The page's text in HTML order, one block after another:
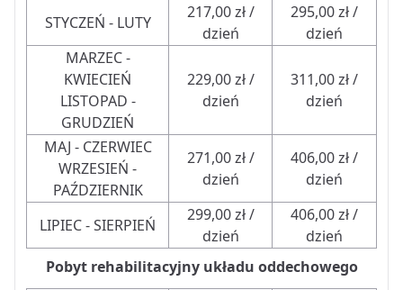
STYCZEŃ - LUTY
217,00 zł /
dzień
295,00 zł /
dzień
MARZEC -
KWIECIEŃ
LISTOPAD -
GRUDZIEŃ
229,00 zł /
dzień
311,00 zł /
dzień
MAJ - CZERWIEC
WRZESIEŃ -
PAŹDZIERNIK
271,00 zł /
dzień
406,00 zł /
dzień
LIPIEC - SIERPIEŃ
299,00 zł /
dzień
406,00 zł /
dzień
Pobyt rehabilitacyjny układu oddechowego